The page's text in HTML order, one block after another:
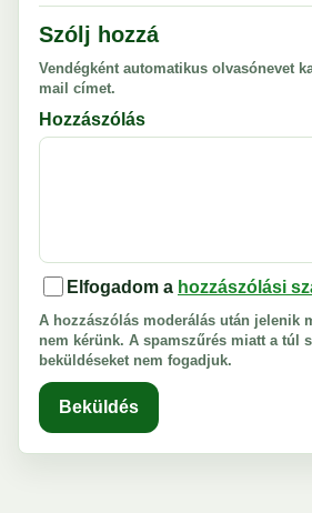
Szólj hozzá
Vendégként automatikus olvasónevet
mail címet.
Hozzászólás
Elfogadom a hozzászólási
A hozzászólás moderálás után jelenik
nem kérünk. A spamszűrés miatt a túl
beküldéseket nem fogadjuk.
Beküldés